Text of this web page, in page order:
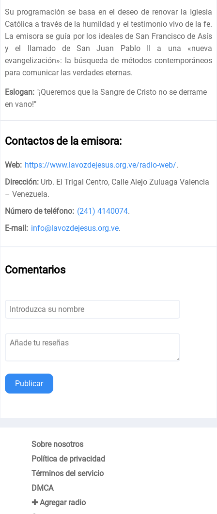
Su programación se basa en el deseo de renovar la Iglesia
Católica a través de la humildad y el testimonio vivo de la fe.
La emisora ​​se guía por los ideales de San Francisco de Asís
y el llamado de San Juan Pablo II a una «nueva
evangelización»: la búsqueda de métodos contemporáneos
para comunicar las verdades eternas.
Eslogan: "¡Queremos que la Sangre de Cristo no se derrame
en vano!"
Contactos de la emisora:
Web: https://www.lavozdejesus.org.ve/radio-web/.
Dirección: Urb. El Trigal Centro, Calle Alejo Zuluaga Valencia
– Venezuela.
Número de teléfono: (241) 4140074.
E-mail: info@lavozdejesus.org.ve.
Comentarios
Publicar
Sobre nosotros
Política de privacidad
Términos del servicio
DMCA
✚ Agregar radio